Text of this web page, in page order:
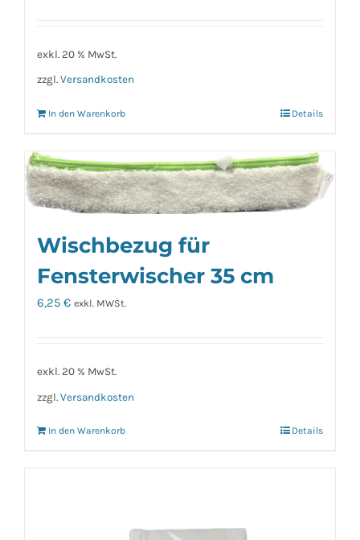
exkl. 20 % MwSt.
zzgl. Versandkosten
In den Warenkorb Details
Wischbezug für
Fensterwischer 35 cm
6,25 € exkl. MWSt.
exkl. 20 % MwSt.
zzgl. Versandkosten
In den Warenkorb Details